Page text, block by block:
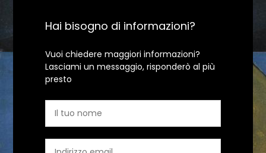
Hai bisogno di informazioni?
Vuoi chiedere maggiori informazioni?
Lasciami un messaggio, risponderò al più
presto